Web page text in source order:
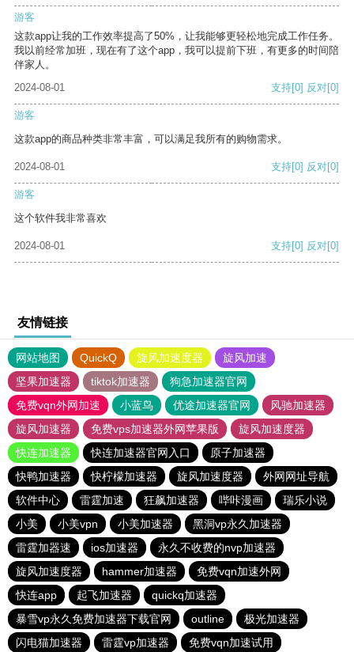
游客
这款app让我的工作效率提高了50%，让我能够更轻松地完成工作任务。
我以前经常加班，现在有了这个app，我可以提前下班，有更多的时间陪
伴家人。
2024-08-01
支持[0] 反对[0]
游客
这款app的商品种类非常丰富，可以满足我所有的购物需求。
2024-08-01 支持[0] 反对[0]
游客
这个软件我非常喜欢
2024-08-01 支持[0] 反对[0]
友情链接
网站地图 QuickQ 旋风加速度器
旋风加速
坚果加速器
tiktok加速器
狗急加速器官网
免费vqn外网加速
小蓝鸟 优途加速器官网
风驰加速器
旋风加速器
免费vps加速器外网苹果版
旋风加速度器
快连加速器
快连加速器官网入口
原子加速器
快鸭加速器
快柠檬加速器 旋风加速度器
外网网址导航
软件中心
雷霆加速 狂飙加速器 哔咔漫画
瑞乐小说
小美
小美vpn 小美加速器
黑洞vp永久加速器
雷霆加器速
ios加速器
永久不收费的nvp加速器
旋风加速度器
hammer加速器
免费vqn加速外网
快连app
起飞加速器
quickq加速器
暴雪vp永久免费加速器下载官网
outline
极光加速器
闪电猫加速器
雷霆vp加速器 免费vqn加速试用